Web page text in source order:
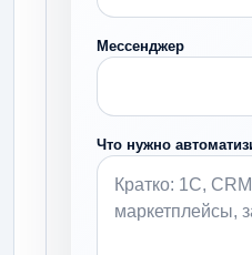
Мессенджер
Что нужно